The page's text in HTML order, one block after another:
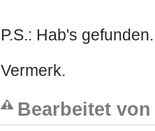
P.S.: Hab's
Vermerk.
Bearbeitet von